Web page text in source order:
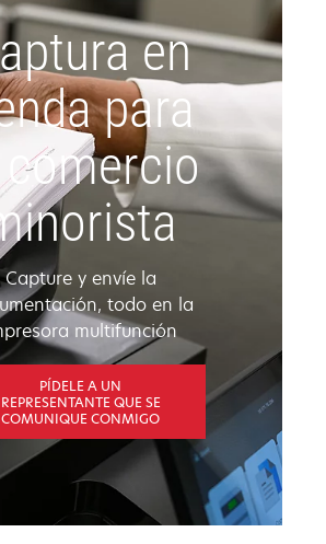
en
para
Capture y envíe la
todo en la
multifunción
PÍDELE A UN
REPRESENTANTE QUE SE
COMUNIQUE CONMIGO